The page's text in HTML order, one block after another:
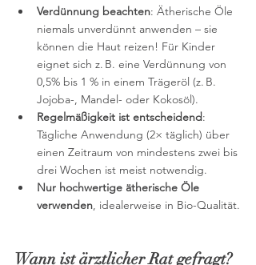
Verdünnung beachten: Ätherische Öle
niemals unverdünnt anwenden – sie
können die Haut reizen! Für Kinder
eignet sich z. B. eine Verdünnung von
0,5% bis 1 % in einem Trägeröl (z. B.
Jojoba-, Mandel- oder Kokosöl).
Regelmäßigkeit ist entscheidend:
Tägliche Anwendung (2× täglich) über
einen Zeitraum von mindestens zwei bis
drei Wochen ist meist notwendig.
Nur hochwertige ätherische Öle
verwenden, idealerweise in Bio-Qualität.
Wann ist ärztlicher Rat gefragt?